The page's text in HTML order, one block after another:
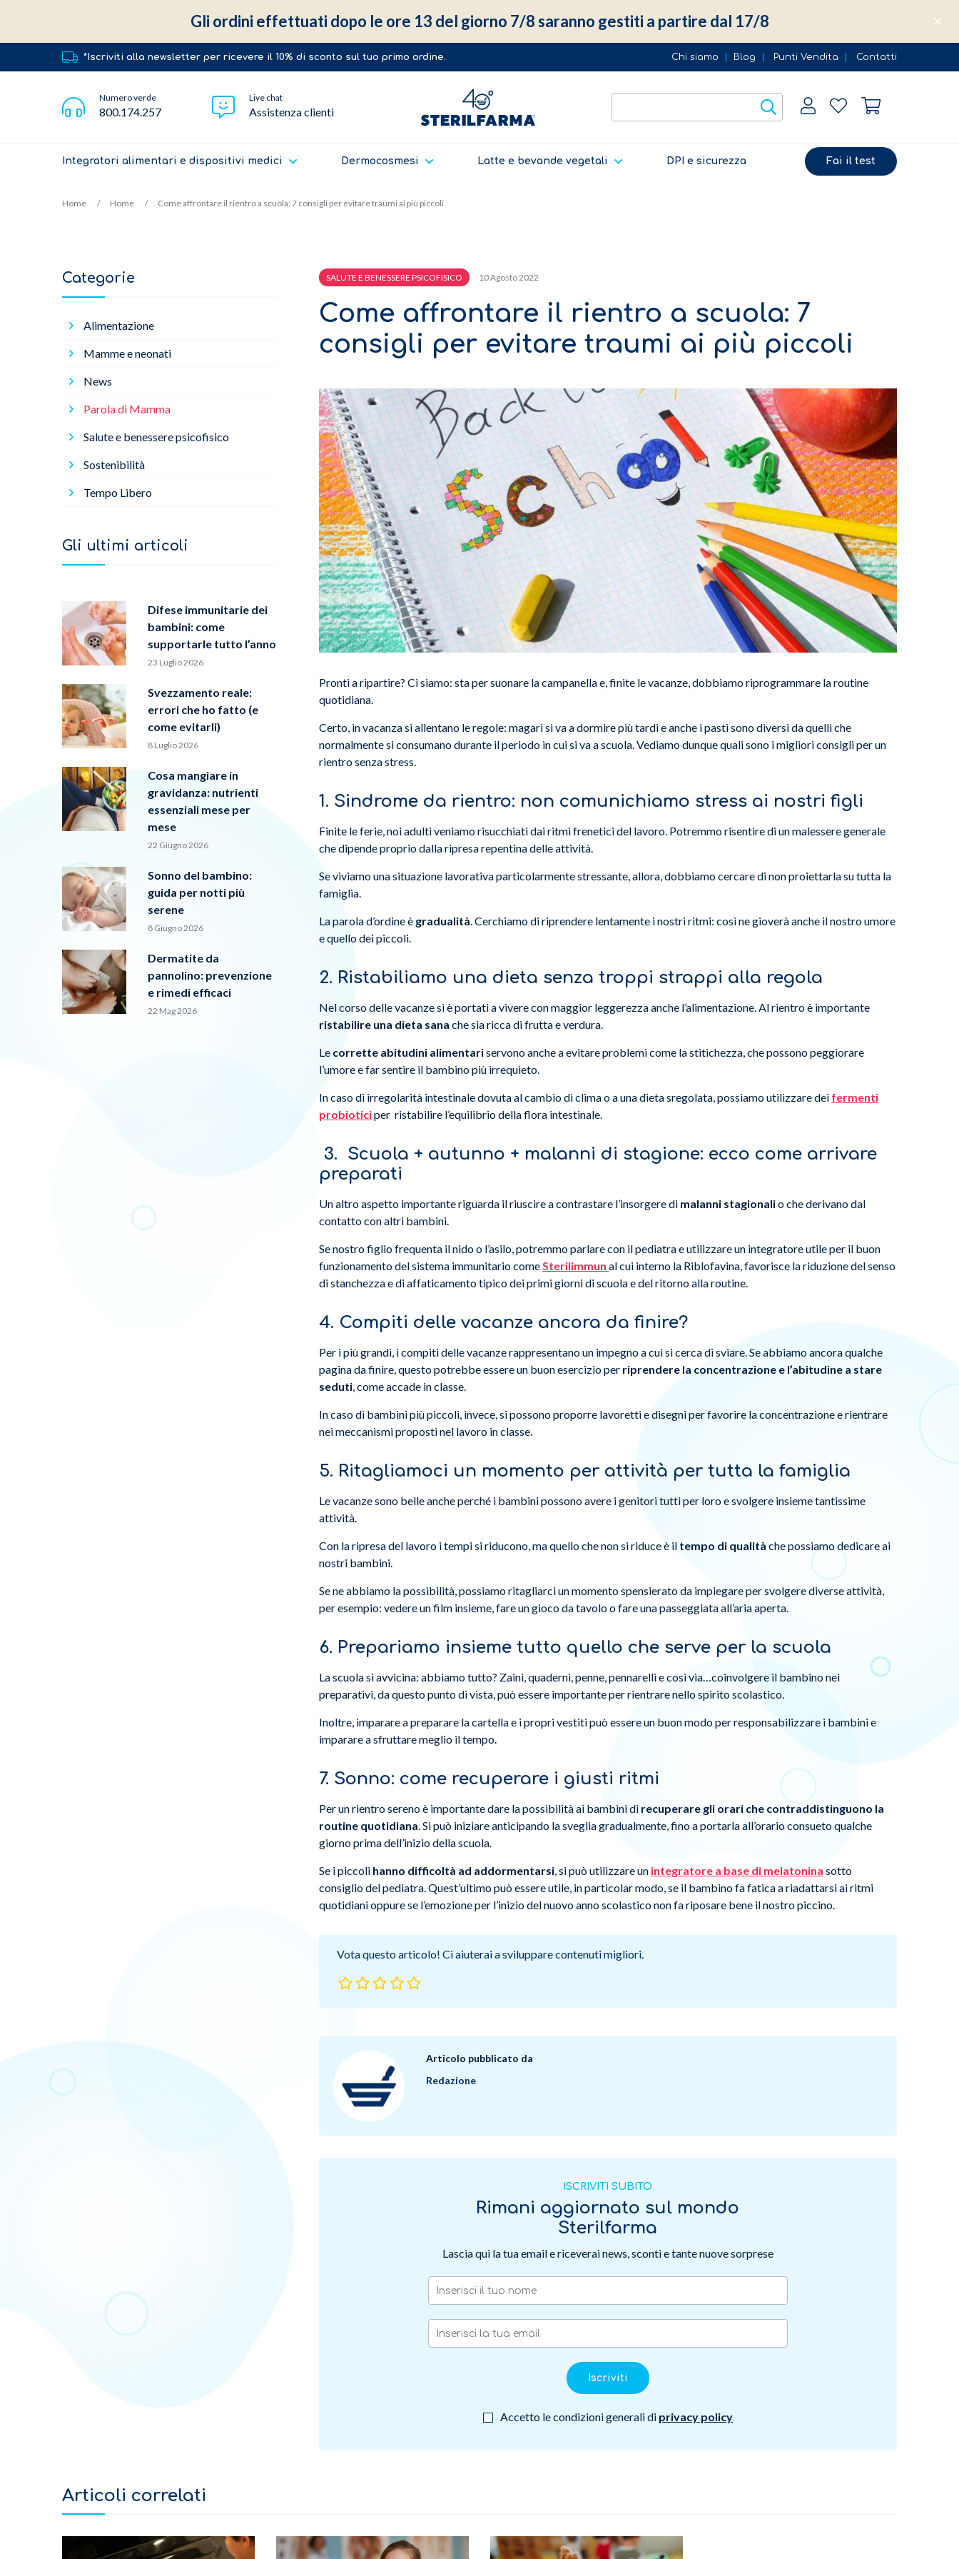
*Iscriviti alla newsletter per ricevere il 10% di sconto sul tuo primo ordine. Chi siamo Blog Punti Vendita Contatti
Numero verde
800.174.257
Live chat
Assistenza clienti
Integratori alimentari e dispositivi medici Dermocosmesi Latte e bevande vegetali DPI e sicurezza Fai il test
Home Home Come affrontare il rientro a scuola: 7 consigli per evitare traumi ai più piccoli
Categorie
Alimentazione
Mamme e neonati
News
Parola di Mamma
Salute e benessere psicofisico
Sostenibilità
Tempo Libero
Gli ultimi articoli
Difese immunitarie dei
bambini: come
supportarle tutto l’anno
23 Luglio 2026
Svezzamento reale:
errori che ho fatto (e
come evitarli)
8 Luglio 2026
Cosa mangiare in
gravidanza: nutrienti
essenziali mese per
mese
22 Giugno 2026
Sonno del bambino:
guida per notti più
serene
8 Giugno 2026
Dermatite da
pannolino: prevenzione
e rimedi efficaci
22 Mag 2026
SALUTE E BENESSERE PSICOFISICO 10 Agosto 2022
Come affrontare il rientro a scuola: 7
consigli per evitare traumi ai più piccoli
Pronti a ripartire? Ci siamo: sta per suonare la campanella e, finite le vacanze, dobbiamo riprogrammare la routine
quotidiana.
Certo, in vacanza si allentano le regole: magari si va a dormire più tardi e anche i pasti sono diversi da quelli che
normalmente si consumano durante il periodo in cui si va a scuola. Vediamo dunque quali sono i migliori consigli per un
rientro senza stress.
1. Sindrome da rientro: non comunichiamo stress ai nostri figli
Finite le ferie, noi adulti veniamo risucchiati dai ritmi frenetici del lavoro. Potremmo risentire di un malessere generale
che dipende proprio dalla ripresa repentina delle attività.
Se viviamo una situazione lavorativa particolarmente stressante, allora, dobbiamo cercare di non proiettarla su tutta la
famiglia.
La parola d’ordine è gradualità. Cerchiamo di riprendere lentamente i nostri ritmi: così ne gioverà anche il nostro umore
e quello dei piccoli.
2. Ristabiliamo una dieta senza troppi strappi alla regola
Nel corso delle vacanze si è portati a vivere con maggior leggerezza anche l’alimentazione. Al rientro è importante
ristabilire una dieta sana che sia ricca di frutta e verdura.
Le corrette abitudini alimentariservono anche a evitare problemi come la stitichezza, che possono peggiorare
l’umore e far sentire il bambino più irrequieto.
In caso di irregolarità intestinale dovuta al cambio di clima o a una dieta sregolata, possiamo utilizzare dei fermenti
probioticiper ristabilire l’equilibrio della flora intestinale.
3. Scuola + autunno + malanni di stagione: ecco come arrivare
preparati
Un altro aspetto importante riguarda il riuscire a contrastare l’insorgere di malanni stagionalio che derivano dal
contatto con altri bambini.
Se nostro figlio frequenta il nido o l’asilo, potremmo parlare con il pediatra e utilizzare un integratore utile per il buon
funzionamento del sistema immunitario comeSterilimmun al cui interno la Riblofavina, favorisce la riduzione del senso
di stanchezza e di affaticamento tipico dei primi giorni di scuola e del ritorno alla routine.
4. Compiti delle vacanze ancora da finire?
Per i più grandi, i compiti delle vacanze rappresentano un impegno a cui si cerca di sviare. Se abbiamo ancora qualche
pagina da finire, questo potrebbe essere un buon esercizio per riprendere la concentrazione e l’abitudine a stare
seduti, come accade in classe.
In caso di bambini più piccoli, invece, si possono proporre lavoretti e disegni per favorire la concentrazione e rientrare
nei meccanismi proposti nel lavoro in classe.
5. Ritagliamoci un momento per attività per tutta la famiglia
Le vacanze sono belle anche perché i bambini possono avere i genitori tutti per loro e svolgere insieme tantissime
attività.
Con la ripresa del lavoro i tempi si riducono, ma quello che non si riduce è il tempo di qualità che possiamo dedicare ai
nostri bambini.
Se ne abbiamo la possibilità, possiamo ritagliarci un momento spensierato da impiegare per svolgere diverse attività,
per esempio: vedere un film insieme, fare un gioco da tavolo o fare una passeggiata all’aria aperta.
6. Prepariamo insieme tutto quello che serve per la scuola
La scuola si avvicina: abbiamo tutto? Zaini, quaderni, penne, pennarelli e così via…coinvolgere il bambino nei
preparativi, da questo punto di vista, può essere importante per rientrare nello spirito scolastico.
Inoltre, imparare a preparare la cartella e i propri vestiti può essere un buon modo per responsabilizzare i bambini e
imparare a sfruttare meglio il tempo.
7. Sonno: come recuperare i giusti ritmi
Per un rientro sereno è importante dare la possibilità ai bambini di recuperare gli orari che contraddistinguono la
routine quotidiana. Si può iniziare anticipando la sveglia gradualmente, fino a portarla all’orario consueto qualche
giorno prima dell’inizio della scuola.
Se i piccoli hanno difficoltà ad addormentarsi, si può utilizzare un integratore a base di melatonina sotto
consiglio del pediatra. Quest’ultimo può essere utile, in particolar modo, se il bambino fa fatica a riadattarsi ai ritmi
quotidiani oppure se l’emozione per l’inizio del nuovo anno scolastico non fa riposare bene il nostro piccino.
Vota questo articolo! Ci aiuterai a sviluppare contenuti migliori.
Articolo pubblicato da
Redazione
ISCRIVITI SUBITO
Rimani aggiornato sul mondo
Sterilfarma
Lascia qui la tua email e riceverai news, sconti e tante nuove sorprese
Iscriviti
Accetto le condizioni generali di privacy policy
Articoli correlati
Gli ordini effettuati dopo le ore 13 del giorno 7/8 saranno gestiti a partire dal 17/8